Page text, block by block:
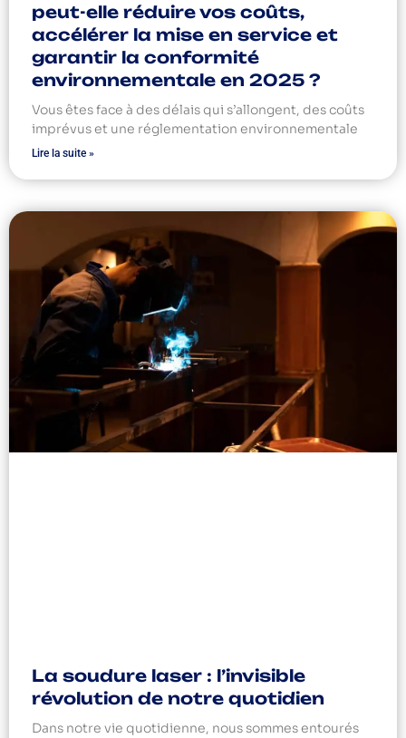
peut-elle réduire vos coûts,
accélérer la mise en service et
garantir la conformité
environnementale en 2025 ?
Vous êtes face à des délais qui s’allongent, des coûts
imprévus et une réglementation environnementale
Lire la suite »
La soudure laser : l’invisible
révolution de notre quotidien
Dans notre vie quotidienne, nous sommes entourés